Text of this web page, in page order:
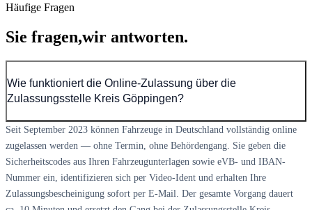
Häufige Fragen
Sie fragen,wir antworten.
Wie funktioniert die Online-Zulassung über die
Zulassungsstelle Kreis Göppingen?
Seit September 2023 können Fahrzeuge in Deutschland vollständig online
zugelassen werden — ohne Termin, ohne Behördengang. Sie geben die
Sicherheitscodes aus Ihren Fahrzeugunterlagen sowie eVB- und IBAN-
Nummer ein, identifizieren sich per Video-Ident und erhalten Ihre
Zulassungsbescheinigung sofort per E-Mail. Der gesamte Vorgang dauert